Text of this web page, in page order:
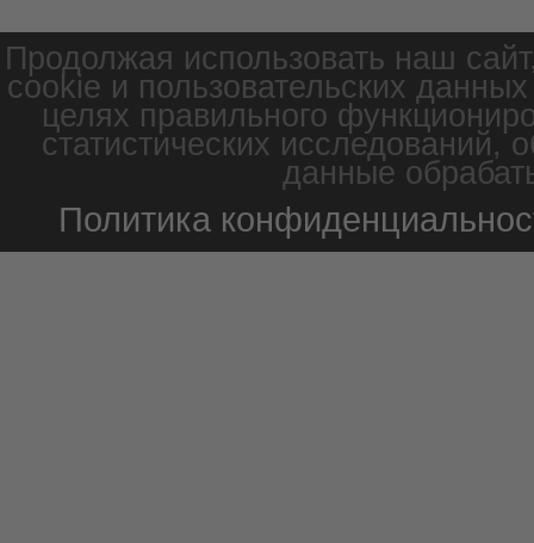
Продолжая использовать наш
cookie и пользовательских
целях правильного
статистических
данные
Политика